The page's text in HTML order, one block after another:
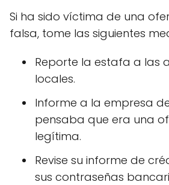
Si ha sido víctima de una
falsa, tome las siguientes
Reporte la estafa a las
locales.
Informe a la empresa
pensaba que era una
legítima.
Revise su informe de
sus contraseñas